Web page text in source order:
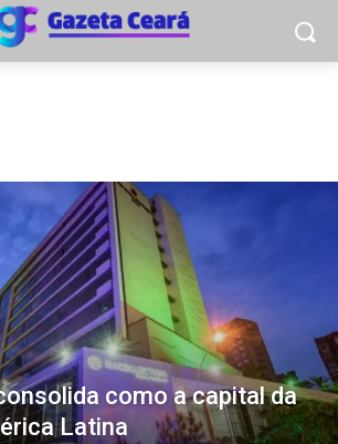
como a capital da
Latina